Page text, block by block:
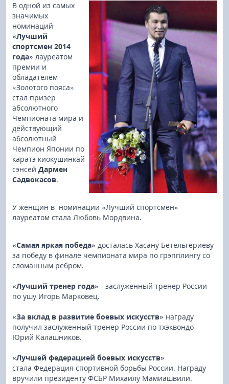
В одной из самых
значимых
номинаций
«Лучший
спортсмен 2014
года» лауреатом
премии и
обладателем
«Золотого пояса»
стал призер
абсолютного
Чемпионата мира и
действующий
абсолютный
Чемпион Японии по
каратэ киокушинкай
сэнсей Дармен
Садвокасов.
У женщин в номинации «Лучший спортсмен»
лауреатом стала Любовь Мордвина.
«Самая яркая победа» досталась Хасану Бетельгериеву
за победу в финале чемпионата мира по грэпплингу со
сломанным ребром.
«Лучший тренер года» - заслуженный тренер России
по ушу Игорь Марковец.
«За вклад в развитие боевых искусств» награду
получил заслуженный тренер России по тхэквондо
Юрий Калашников.
«Лучшей федерацией боевых искусств»
стала Федерация спортивной борьбы России. Награду
вручили президенту ФСБР Михаилу Мамиашвили.